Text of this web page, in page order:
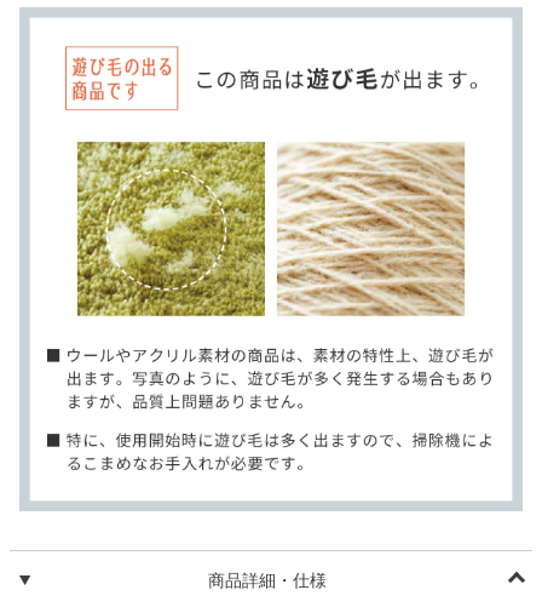
商品詳細・仕様